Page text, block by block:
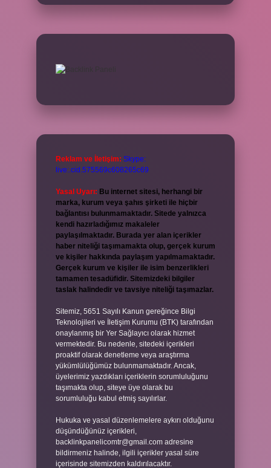
Reklam ve İletişim: Skype:
live:.cid.575569c608265c69
Yasal Uyarı: Bu internet sitesi, herhangi bir
marka, kurum veya şahıs şirketi ile hiçbir
bağlantısı bulunmamaktadır. Sitede yalnızca
kendi hazırladığımız makaleler
paylaşılmaktadır. Burada yer alan içerikler
haber niteliği taşımamakta olup, gerçek kurum
ve kişiler hakkında paylaşım yapılmamaktadır.
Gerçek kurum ve kişiler ile isim benzerlikleri
tamamen tesadüfidir. Sitemizdeki bilgiler
taslak halindedir ve tavsiye niteliği taşımazlar.
Sitemiz, 5651 Sayılı Kanun gereğince Bilgi
Teknolojileri ve İletişim Kurumu (BTK) tarafından
onaylanmış bir Yer Sağlayıcı olarak hizmet
vermektedir. Bu nedenle, sitedeki içerikleri
proaktif olarak denetleme veya araştırma
yükümlülüğümüz bulunmamaktadır. Ancak,
üyelerimiz yazdıkları içeriklerin sorumluluğunu
taşımakta olup, siteye üye olarak bu
sorumluluğu kabul etmiş sayılırlar.
Hukuka ve yasal düzenlemelere aykırı olduğunu
düşündüğünüz içerikleri,
backlinkpanelicomtr@gmail.com adresine
bildirmeniz halinde, ilgili içerikler yasal süre
içerisinde sitemizden kaldırılacaktır.